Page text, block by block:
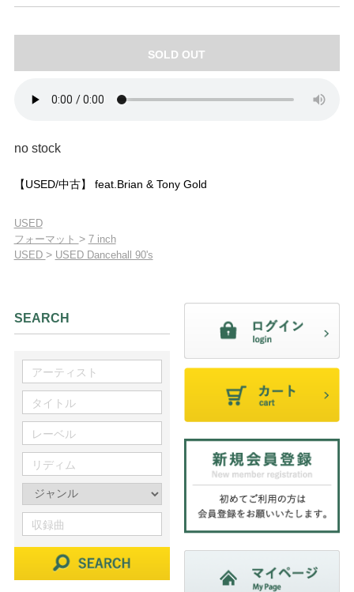
SOLD OUT
no stock
【USED/中古】 feat.Brian & Tony Gold
USED
フォーマット > 7 inch
USED > USED Dancehall 90's
SEARCH